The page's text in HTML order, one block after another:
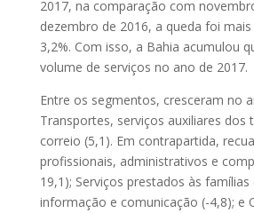
2017, na comparação com
dezembro de 2016, a queda foi
3,2%. Com isso, a Bahia acumulou
volume de serviços no ano de 2017.
Entre os segmentos, cresceram no
Transportes, serviços auxiliares dos
correio (5,1). Em contrapartida,
profissionais, administrativos e
19,1); Serviços prestados às famílias
informação e comunicação (-4,8); e